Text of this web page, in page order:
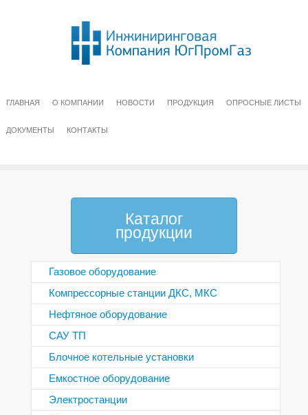
ГЛАВНАЯ О КОМПАНИИ НОВОСТИ ПРОДУКЦИЯ ОПРОСНЫЕ ЛИСТЫ
ДОКУМЕНТЫ КОНТАКТЫ
Каталог
продукции
Газовое оборудование
Компрессорные станции ДКС, МКС
Нефтяное оборудование
САУ ТП
Блочное котельные установки
Емкостное оборудование
Электростанции